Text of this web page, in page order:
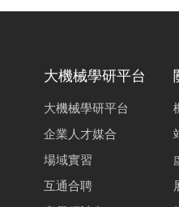
大機械學研平台
大機械學研平台
企業人才媒合
場域實習
互通合聘